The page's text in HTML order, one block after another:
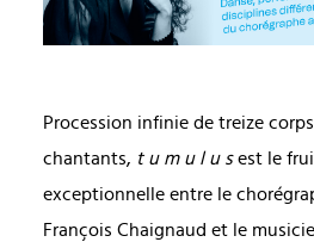
Procession infinie de treize
chantants, t u m u l u sest le
exceptionnelle entre le
François Chaignaud et le